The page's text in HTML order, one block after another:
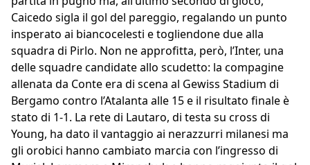
Caicedo sigla il gol del pareggio, regalando un punto
insperato ai biancocelesti e togliendone due alla
squadra di Pirlo. Non ne approfitta, però, l’Inter, una
delle squadre candidate allo scudetto: la compagine
allenata da Conte era di scena al Gewiss Stadium di
Bergamo contro l’Atalanta alle 15 e il risultato finale è
stato di 1-1. La rete di Lautaro, di testa su cross di
Young, ha dato il vantaggio ai nerazzurri milanesi ma
gli orobici hanno cambiato marcia con l’ingresso di